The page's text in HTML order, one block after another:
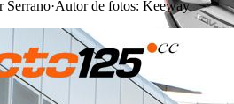
Serrano·Autor de fotos: Keeway